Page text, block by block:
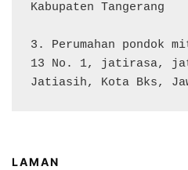
Kabupaten Tangerang
3. Perumahan pondok
13 No. 1, jatirasa,
Jatiasih, Kota Bks,
LAMAN